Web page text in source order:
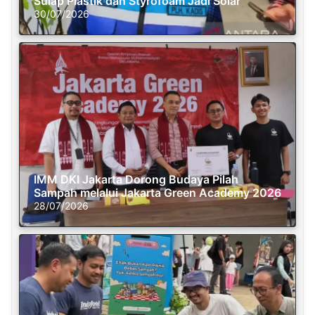
30/07/2026
IMM DKI Jakarta Dorong Budaya Pilah
Sampah melalui Jakarta Green Academy 2026
28/07/2026